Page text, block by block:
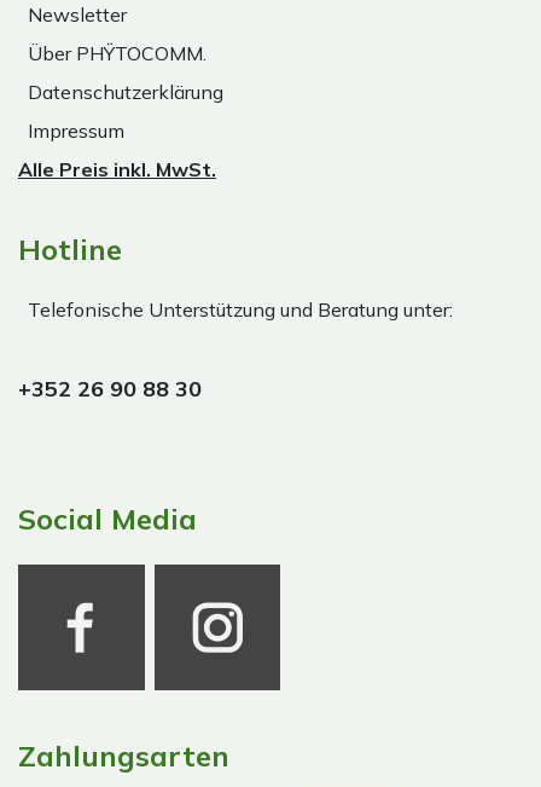
Newsletter
Über PHŸTOCOMM.
Datenschutzerklärung
Impressum
Alle Preis inkl. MwSt.
Hotline
Telefonische Unterstützung und Beratung unter:
+352 26 90 88 30
Social Media
Zahlungsarten